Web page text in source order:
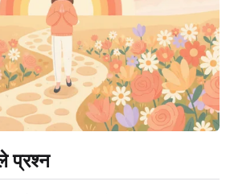
प्रश्न